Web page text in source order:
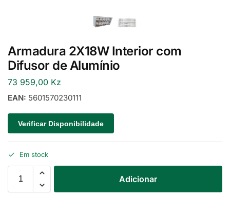
Armadura 2X18W Interior com
Difusor de Alumínio
73 959,00 Kz
EAN: 5601570230111
Verificar Disponibilidade
Em stock
Adicionar